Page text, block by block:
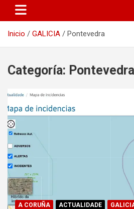
Inicio GALICIA Pontevedra
Categoría: Pontevedra
A CORUÑA ACTUALIDADE